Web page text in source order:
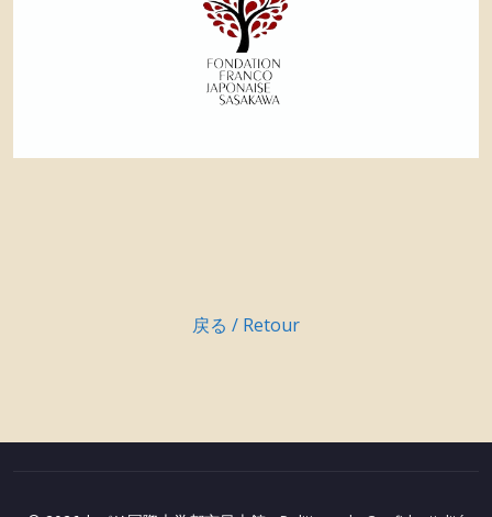
戻る / Retour
ナ